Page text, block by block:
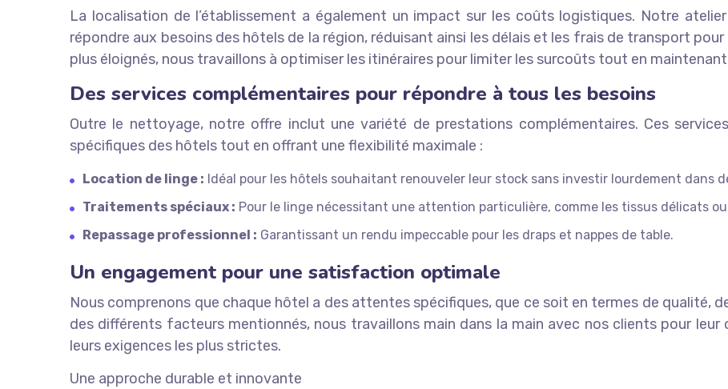
La localisation de l’établissement a également un impact sur les coûts logistiques. Notre
répondre aux besoins des hôtels de la région, réduisant ainsi les délais et les frais de transport
plus éloignés, nous travaillons à optimiser les itinéraires pour limiter les surcoûts tout en
Des services complémentaires pour répondre à tous les besoins
Outre le nettoyage, notre offre inclut une variété de prestations complémentaires. Ces
spécifiques des hôtels tout en offrant une flexibilité maximale :
Location de linge : Idéal pour les hôtels souhaitant renouveler leur stock sans investir lourdement dans
Traitements spéciaux : Pour le linge nécessitant une attention particulière, comme les tissus délicats
Repassage professionnel : Garantissant un rendu impeccable pour les draps et nappes de table.
Un engagement pour une satisfaction optimale
Nous comprenons que chaque hôtel a des attentes spécifiques, que ce soit en termes de qualité,
des différents facteurs mentionnés, nous travaillons main dans la main avec nos clients pour leur
leurs exigences les plus strictes.
Une approche durable et innovante